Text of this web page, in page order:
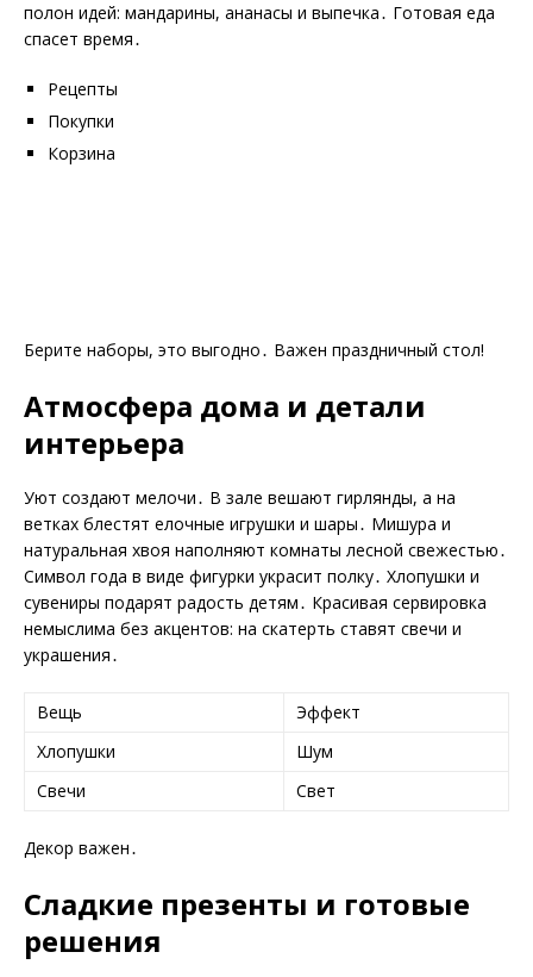
полон идей: мандарины, ананасы и выпечка․ Готовая еда
спасет время․
Рецепты
Покупки
Корзина
Берите наборы, это выгодно․ Важен праздничный стол!
Атмосфера дома и детали
интерьера
Уют создают мелочи․ В зале вешают гирлянды, а на
ветках блестят елочные игрушки и шары․ Мишура и
натуральная хвоя наполняют комнаты лесной свежестью․
Символ года в виде фигурки украсит полку․ Хлопушки и
сувениры подарят радость детям․ Красивая сервировка
немыслима без акцентов: на скатерть ставят свечи и
украшения․
Вещь
Эффект
Хлопушки
Шум
Свечи
Свет
Декор важен․
Сладкие презенты и готовые
решения